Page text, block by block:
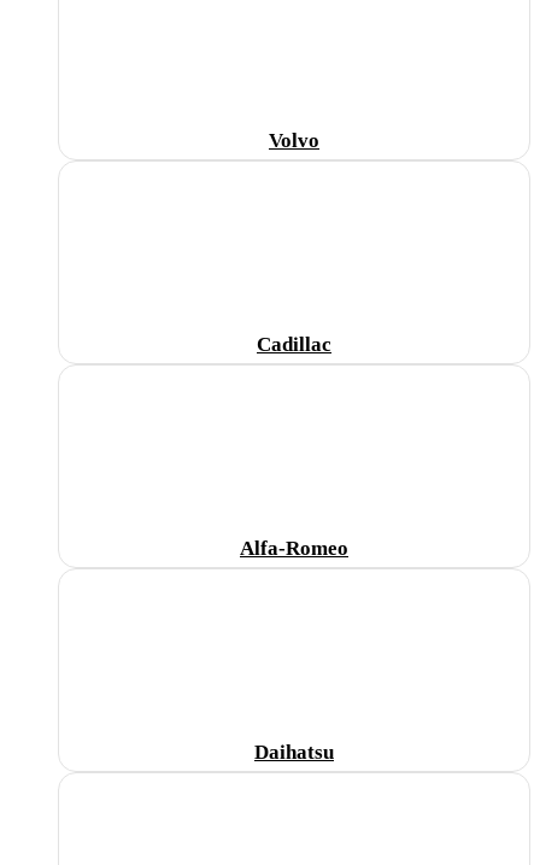
Volvo
Cadillac
Alfa-Romeo
Daihatsu